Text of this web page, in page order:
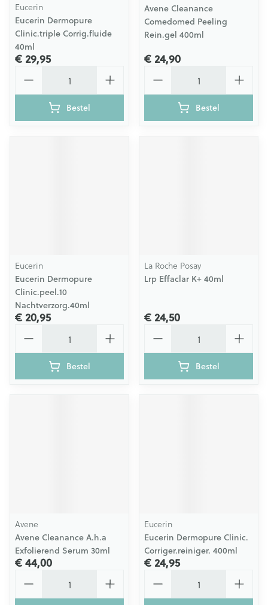
Eucerin
Eucerin Dermopure
Clinic.triple Corrig.fluide
40ml
€ 29,95
Bestel
Avene Cleanance
Comedomed Peeling
Rein.gel 400ml
€ 24,90
Bestel
Eucerin
Eucerin Dermopure
Clinic.peel.10
Nachtverzorg.40ml
€ 20,95
Bestel
La Roche Posay
Lrp Effaclar K+ 40ml
€ 24,50
Bestel
Avene
Avene Cleanance A.h.a
Exfolierend Serum 30ml
€ 44,00
Eucerin
Eucerin Dermopure Clinic.
Corriger.reiniger. 400ml
€ 24,95